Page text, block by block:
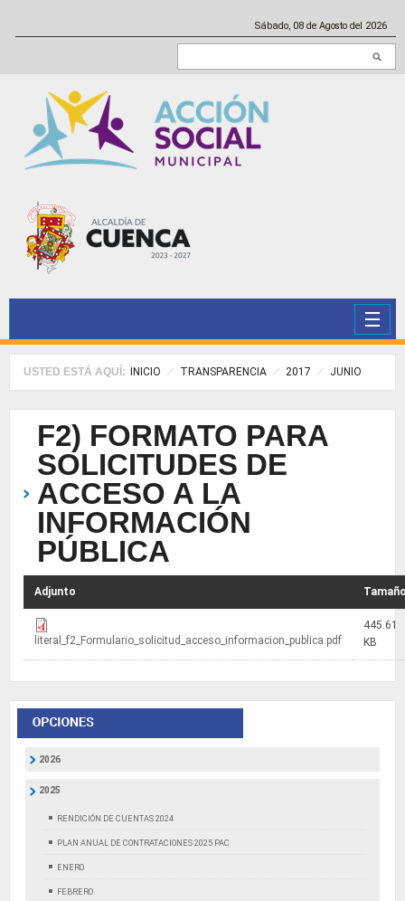
Sábado, 08 de Agosto del 2026
USTED ESTÁ AQUÍ: INICIO TRANSPARENCIA 2017 JUNIO
F2) FORMATO PARA
SOLICITUDES DE
ACCESO A LA
INFORMACIÓN
PÚBLICA
Adjunto
literal_f2_Formulario_solicitud_acceso_informacion_publica.pdf
445.61
KB
2026
2025
RENDICIÓN DE CUENTAS 2024
PLAN ANUAL DE CONTRATACIONES 2025 PAC
ENERO
FEBRERO